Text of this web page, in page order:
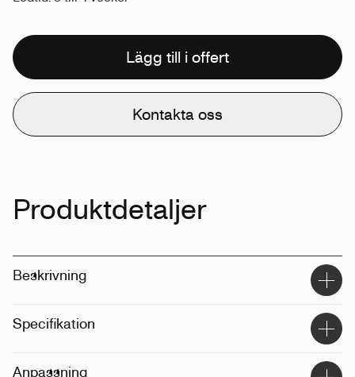
Lägg till i offert
Kontakta oss
Produktdetaljer
Beskrivning
Specifikation
Material:Porslin
Anpassning